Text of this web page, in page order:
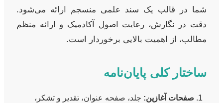
شما در قالب یک سند علمی منسجم ارائه می‌شود.
دقت در نگارش، رعایت اصول آکادمیک و ارائه منظم
مطالب، از اهمیت بالایی برخوردار است.
ساختار کلی پایان‌نامه
صفحات آغازین: جلد، صفحه عنوان، تقدیر و تشکر،